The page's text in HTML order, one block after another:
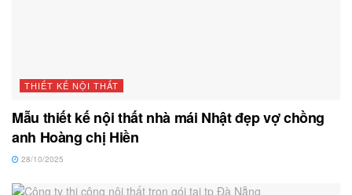
THIẾT KẾ NỘI THẤT
Mẫu thiết kế nội thất nhà mái Nhật đẹp vợ chồng
anh Hoàng chị Hiền
28/10/2025